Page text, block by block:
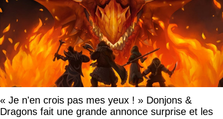
« Je n'en crois pas mes yeux ! » Donjons &
Dragons fait une grande annonce surprise et les